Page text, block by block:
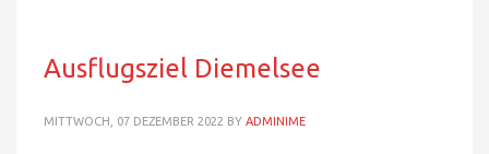
Ausflugsziel Diemelsee
MITTWOCH, 07 DEZEMBER 2022 BY ADMINIME